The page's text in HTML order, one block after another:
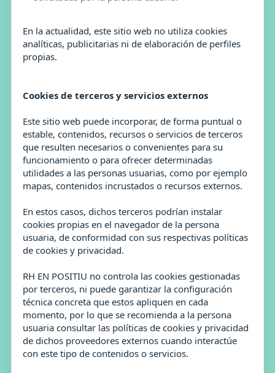
En la actualidad, este sitio web no utiliza cookies
analíticas, publicitarias ni de elaboración de perfiles
propias.
Cookies de terceros y servicios externos
Este sitio web puede incorporar, de forma puntual o
estable, contenidos, recursos o servicios de terceros
que resulten necesarios o convenientes para su
funcionamiento o para ofrecer determinadas
utilidades a las personas usuarias, como por ejemplo
mapas, contenidos incrustados o recursos externos.
En estos casos, dichos terceros podrían instalar
cookies propias en el navegador de la persona
usuaria, de conformidad con sus respectivas políticas
de cookies y privacidad.
RH EN POSITIU no controla las cookies gestionadas
por terceros, ni puede garantizar la configuración
técnica concreta que estos apliquen en cada
momento, por lo que se recomienda a la persona
usuaria consultar las políticas de cookies y privacidad
de dichos proveedores externos cuando interactúe
con este tipo de contenidos o servicios.